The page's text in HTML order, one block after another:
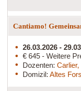
Cantiamo!
26.03.2026 -
€ 645 - Weitere
Dozenten: Carlier,
Domizil: Altes